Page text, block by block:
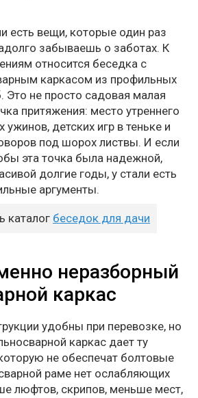
есть вещи, которые один раз
забываешь о заботах. К
относится беседка с
каркасом из профильных
Это не просто садовая малая
притяжения: место утреннего
детских игр в теньке и
под шорох листвы. И если
эта точка была надежной,
долгие годы, у стали есть
аргументы.
каталог беседок для дачи
неразборный
каркас
удобны при перевозке, но
каркас дает ту
не обеспечат болтовые
раме нет ослабляющих
люфтов, скрипов, меньше мест,